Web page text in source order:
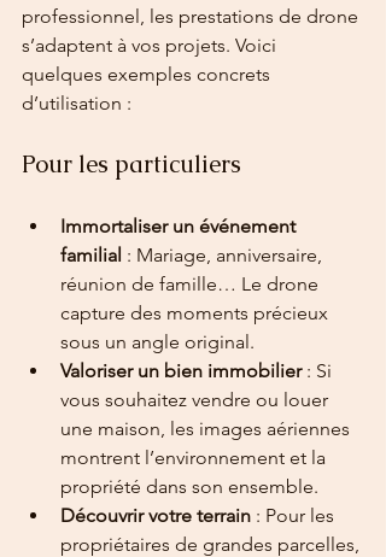
professionnel, les prestations de drone
s’adaptent à vos projets. Voici
quelques exemples concrets
d’utilisation :
Pour les particuliers
Immortaliser un événement
familial : Mariage, anniversaire,
réunion de famille… Le drone
capture des moments précieux
sous un angle original.
Valoriser un bien immobilier : Si
vous souhaitez vendre ou louer
une maison, les images aériennes
montrent l’environnement et la
propriété dans son ensemble.
Découvrir votre terrain : Pour les
propriétaires de grandes parcelles,